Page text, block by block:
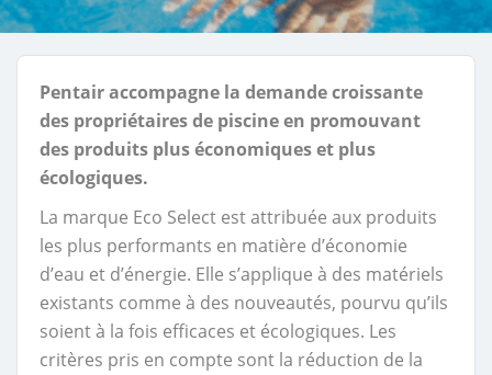
Pentair accompagne la demande croissante
des propriétaires de piscine en promouvant
des produits plus économiques et plus
écologiques.
La marque Eco Select est attribuée aux produits
les plus performants en matière d’économie
d’eau et d’énergie. Elle s’applique à des matériels
existants comme à des nouveautés, pourvu qu’ils
soient à la fois efficaces et écologiques. Les
critères pris en compte sont la réduction de la